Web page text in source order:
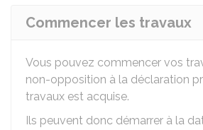
Commencer les travaux
Vous pouvez commencer vos
non-opposition à la déclaration
travaux est acquise.
Ils peuvent donc démarrer à la